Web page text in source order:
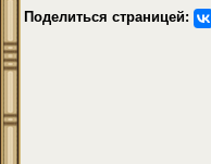
Поделиться страницей: